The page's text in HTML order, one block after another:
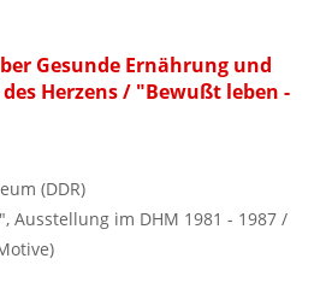
Gesunde Ernährung und
Herzens / "Bewußt leben -
(DDR)
Ausstellung im DHM 1981 - 1987 /